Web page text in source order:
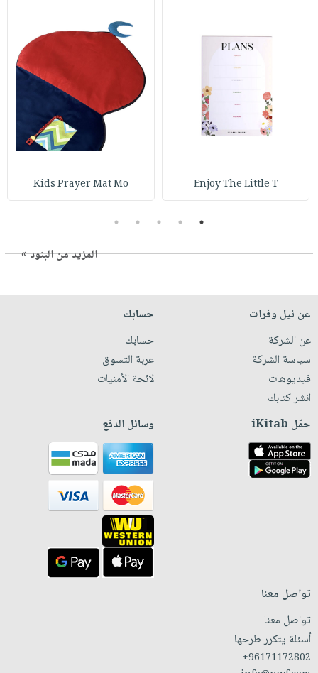
Enjoy The Little T
Kids Prayer Mat Mo
1
2
3
4
5
المزيد من البنود »
عن نيل وفرات
عن الشركة
سياسة الشركة
فيديوهات
انشر كتابك
حسابك
حسابك
عربة التسوق
لائحة الأمنيات
حمّل iKitab وسائل الدفع
تواصل معنا
تواصل معنا
أسئلة يتكرر طرحها
+96171172802